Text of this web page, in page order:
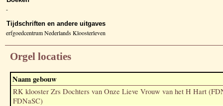
-
Tijdschriften en andere uitgaves
erfgoedcentrum Nederlands Kloosterleven
Orgel locaties
Naam gebouw
RK klooster Zrs Dochters van Onze Lieve Vrouw van het H Hart
FDNaSC)